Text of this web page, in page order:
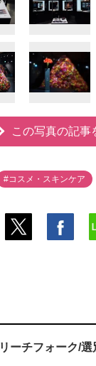
この写真の記事
#コスメ・スキンケア
ーチフォーク/